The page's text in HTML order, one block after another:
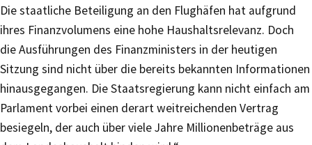
Die staatliche Beteiligung an den Flughäfen hat aufgrund
ihres Finanzvolumens eine hohe Haushaltsrelevanz. Doch
die Ausführungen des Finanzministers in der heutigen
Sitzung sind nicht über die bereits bekannten Informationen
hinausgegangen. Die Staatsregierung kann nicht einfach am
Parlament vorbei einen derart weitreichenden Vertrag
besiegeln, der auch über viele Jahre Millionenbeträge aus